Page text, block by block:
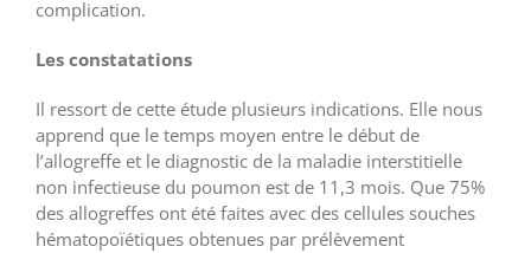
complication.
Les constatations
Il ressort de cette étude plusieurs indications. Elle nous
apprend que le temps moyen entre le début de
l’allogreffe et le diagnostic de la maladie interstitielle
non infectieuse du poumon est de 11,3 mois. Que 75%
des allogreffes ont été faites avec des cellules souches
hématopoïétiques obtenues par prélèvement